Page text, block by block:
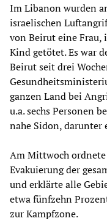
Im Libanon wurden
israelischen
von Beirut eine Frau,
Kind getötet. Es war
Beirut seit drei
ganzen Land bei
u.a. sechs Personen
nahe Sidon,
Am Mittwoch
Evakuierung der
und erklärte alle
etwa fünfzehn
zur Kampfzone.